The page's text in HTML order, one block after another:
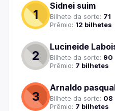
1
Sidnei suim
Bilhete da sorte: 71
Prêmio: 12 bilhetes
2
Lucineide
Bilhete da sorte: 90
Prêmio: 7 bilhetes
3
Arnaldo
Bilhete da sorte: 08
Prêmio: 7 bilhetes